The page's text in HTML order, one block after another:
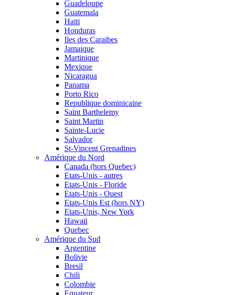
Guadeloupe
Guatemala
Haiti
Honduras
Iles des Caraibes
Jamaique
Martinique
Mexique
Nicaragua
Panama
Porto Rico
Republique dominicaine
Saint Barthelemy
Saint Martin
Sainte-Lucie
Salvador
St-Vincent Grenadines
Amérique du Nord
Canada (hors Quebec)
Etats-Unis - autres
Etats-Unis - Floride
Etats-Unis - Ouest
Etats-Unis Est (hors NY)
Etats-Unis, New York
Hawaii
Quebec
Amérique du Sud
Argentine
Bolivie
Bresil
Chili
Colombie
Equateur